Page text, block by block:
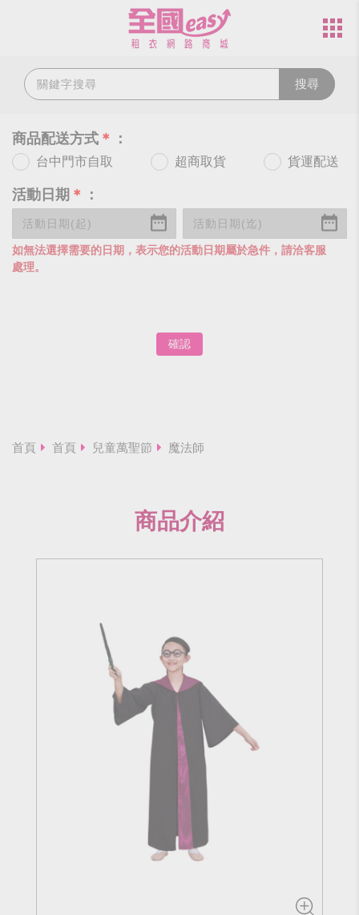
搜尋
商品配送方式 ＊ ：
台中門市自取 超商取貨 貨運配送
活動日期 ＊ ：
如無法選擇需要的日期，表示您的活動日期屬於急件，請洽客服
處理。
確認
首頁 首頁 兒童萬聖節 魔法師
商品介紹